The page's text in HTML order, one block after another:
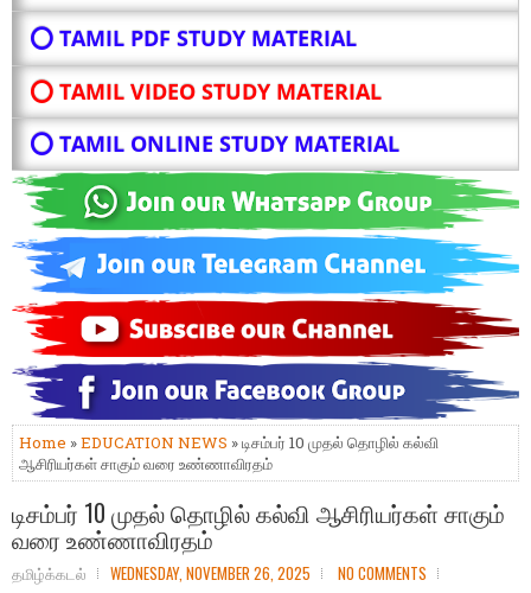
⭕ TAMIL PDF STUDY MATERIAL
⭕ TAMIL VIDEO STUDY MATERIAL
⭕ TAMIL ONLINE STUDY MATERIAL
Home »EDUCATION NEWS » டிசம்பர் 10 முதல் தொழில் கல்வி
ஆசிரியர்கள் சாகும் வரை உண்ணாவிரதம்
டிசம்பர் 10 முதல் தொழில் கல்வி ஆசிரியர்கள் சாகும்
வரை உண்ணாவிரதம்
தமிழ்க்கடல் WEDNESDAY, NOVEMBER 26, 2025 NO COMMENTS